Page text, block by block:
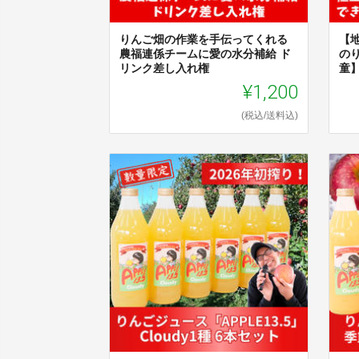
りんご畑の作業を手伝ってくれる
農福連係チームに愛の水分補給 ド
リンク差し入れ権
¥1,200
(税込/送料込)
【
の
童